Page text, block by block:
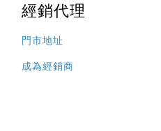
經銷代理
門市地址
成為經銷商